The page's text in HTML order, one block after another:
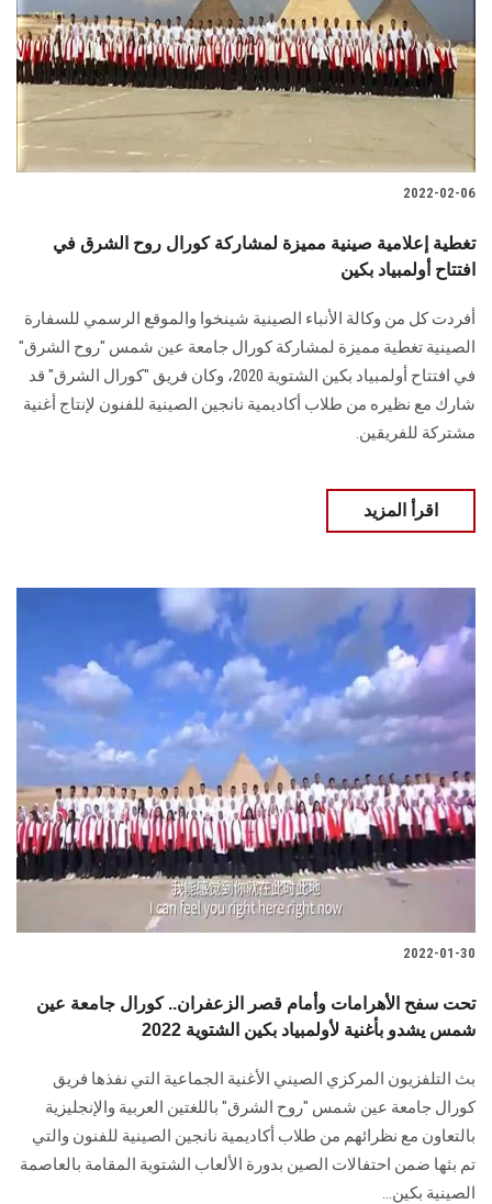
2022-02-06
تغطية إعلامية صينية مميزة لمشاركة كورال روح الشرق في
افتتاح أولمبياد بكين
أفردت كل من وكالة الأنباء الصينية شينخوا والموقع الرسمي للسفارة
الصينية تغطية مميزة لمشاركة كورال جامعة عين شمس "روح الشرق"
في افتتاح أولمبياد بكين الشتوية 2020، وكان فريق "كورال الشرق" قد
شارك مع نظيره من طلاب أكاديمية نانجين الصينية للفنون لإنتاج أغنية
مشتركة للفريقين.
اقرأ المزيد
2022-01-30
تحت سفح الأهرامات وأمام قصر الزعفران.. كورال جامعة عين
شمس يشدو بأغنية لأولمبياد بكين الشتوية 2022
بث التلفزيون المركزي الصيني الأغنية الجماعية التي نفذها فريق
كورال جامعة عين شمس "روح الشرق" باللغتين العربية والإنجليزية
بالتعاون مع نظرائهم من طلاب أكاديمية نانجين الصينية للفنون والتي
تم بثها ضمن احتفالات الصين بدورة الألعاب الشتوية المقامة بالعاصمة
الصينية بكين...